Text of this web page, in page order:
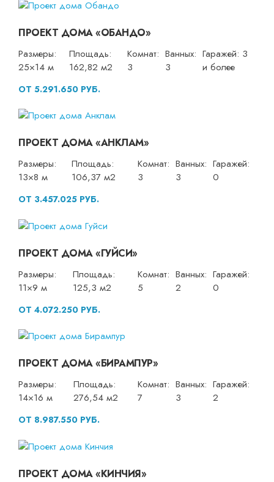
ПРОЕКТ ДОМА «ОБАНДО»
Размеры:
25×14 м
Площадь:
162,82 м2
Комнат:
3
Ванных:
3
Гаражей: 3
и более
ОТ 5.291.650 РУБ.
ПРОЕКТ ДОМА «АНКЛАМ»
Размеры:
13×8 м
Площадь:
106,37 м2
Комнат:
3
Ванных:
3
Гаражей:
0
ОТ 3.457.025 РУБ.
ПРОЕКТ ДОМА «ГУЙСИ»
Размеры:
11×9 м
Площадь:
125,3 м2
Комнат:
5
Ванных:
2
Гаражей:
0
ОТ 4.072.250 РУБ.
ПРОЕКТ ДОМА «БИРАМПУР»
Размеры:
14×16 м
Площадь:
276,54 м2
Комнат:
7
Ванных:
3
Гаражей:
2
ОТ 8.987.550 РУБ.
ПРОЕКТ ДОМА «КИНЧИЯ»